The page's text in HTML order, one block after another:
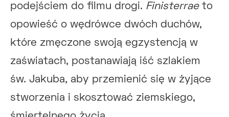
podejściem do filmu drogi. Finisterrae to
opowieść o wędrówce dwóch duchów,
które zmęczone swoją egzystencją w
zaświatach, postanawiają iść szlakiem
św. Jakuba, aby przemienić się w żyjące
stworzenia i skosztować ziemskiego,